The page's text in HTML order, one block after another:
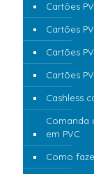
Cartões
Cartões
Cartões
Cartões
Cashless
Comanda
em PVC
Como